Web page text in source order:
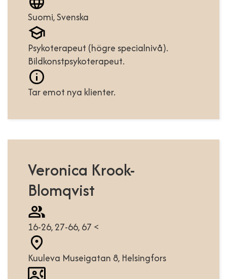
Suomi, Svenska
Psykoterapeut (högre specialnivå).
Bildkonstpsykoterapeut.
Tar emot nya klienter.
Veronica Krook-
Blomqvist
16-26, 27-66, 67 <
Kuuleva Museigatan 8, Helsingfors